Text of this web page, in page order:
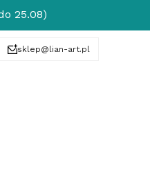
25.08)
sklep@lian-art.pl